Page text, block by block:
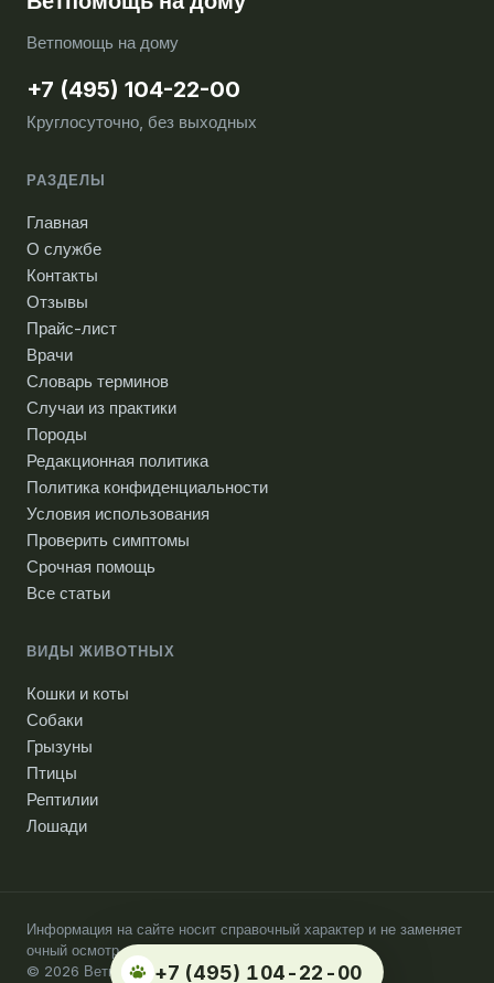
+7 (495) 104-22-00
Ветпомощь на дому
+7 (495) 104-22-00
Круглосуточно, без выходных
РАЗДЕЛЫ
Главная
О службе
Контакты
Отзывы
Прайс-лист
Врачи
Словарь терминов
Случаи из практики
Породы
Редакционная политика
Политика конфиденциальности
Условия использования
Проверить симптомы
Срочная помощь
Все статьи
ВИДЫ ЖИВОТНЫХ
Кошки и коты
Собаки
Грызуны
Птицы
Рептилии
Лошади
Информация на сайте носит справочный характер и не заменяет
очный осмотр ветеринарного врача.
© 2026 Ветпомощь на дому. Москва.